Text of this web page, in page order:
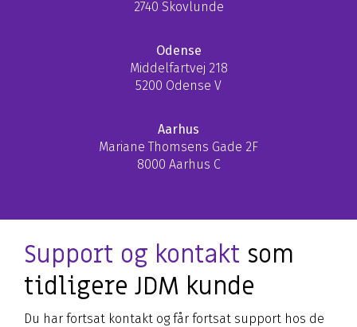
2740 Skovlunde
Odense
Middelfartvej 218
5200 Odense V
Aarhus
Mariane Thomsens Gade 2F
8000 Aarhus C
Support og kontakt som
tidligere JDM kunde
Du har fortsat kontakt og får fortsat support hos de